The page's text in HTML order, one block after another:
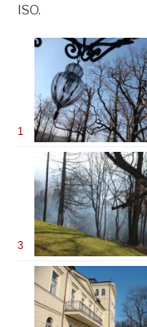
ISO.
1
3